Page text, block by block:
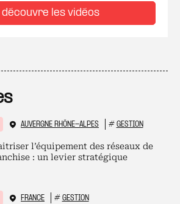
les vidéos
AUVERGNE RHÔNE-ALPES # GESTION
l’équipement des réseaux de
: un levier stratégique
FRANCE # GESTION